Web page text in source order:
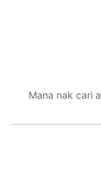
Mana nak cari